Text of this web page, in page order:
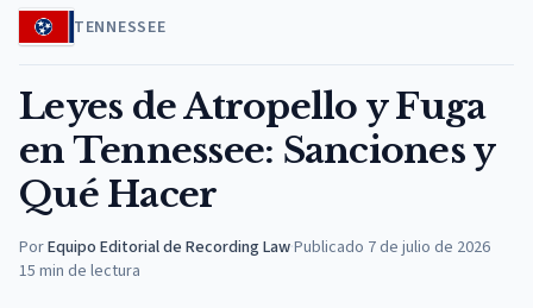
TENNESSEE
Leyes de Atropello y Fuga
en Tennessee: Sanciones y
Qué Hacer
PorEquipo Editorial de Recording Law·Publicado 7 de julio de 2026
15 min de lectura